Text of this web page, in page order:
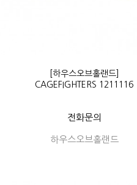
[하우스오브홀랜드]
CAGEFIGHTERS 1211116
전화문의
하우스오브홀랜드